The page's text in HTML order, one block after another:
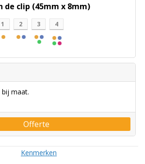
de clip (45mm x 8mm)
1 2 3 4
bij maat.
Offerte
Kenmerken